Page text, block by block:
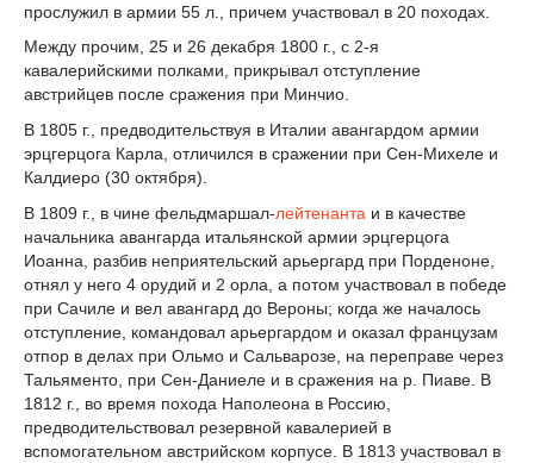
прослужил в армии 55 л., причем участвовал в 20 походах.
Между прочим, 25 и 26 декабря 1800 г., с 2-я
кавалерийскими полками, прикрывал отступление
австрийцев после сражения при Минчио.
В 1805 г., предводительствуя в Италии авангардом армии
эрцгерцога Карла, отличился в сражении при Сен-Михеле и
Калдиеро (30 октября).
В 1809 г., в чине фельдмаршал-лейтенанта и в качестве
начальника авангарда итальянской армии эрцгерцога
Иоанна, разбив неприятельский арьергард при Порденоне,
отнял у него 4 орудий и 2 орла, а потом участвовал в победе
при Сачиле и вел авангард до Вероны; когда же началось
отступление, командовал арьергардом и оказал французам
отпор в делах при Ольмо и Сальварозе, на переправе через
Тальяменто, при Сен-Даниеле и в сражения на р. Пиаве. В
1812 г., во время похода Наполеона в Россию,
предводительствовал резервной кавалерией в
вспомогательном австрийском корпусе. В 1813 участвовал в